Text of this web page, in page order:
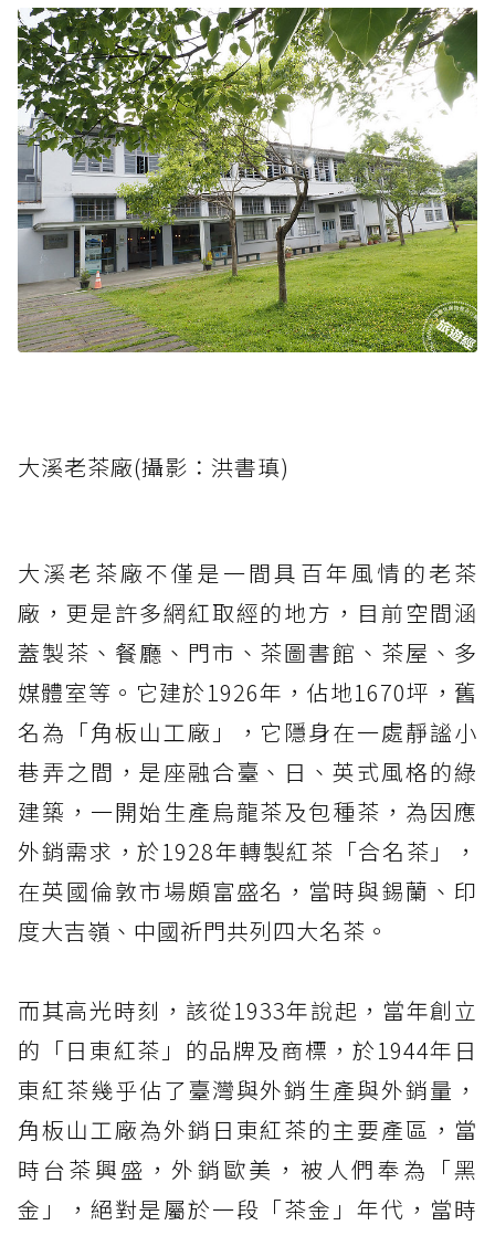
大溪老茶廠(攝影：洪書瑱)
大溪老茶廠不僅是一間具百年風情的老茶
廠，更是許多網紅取經的地方，目前空間涵
蓋製茶、餐廳、門市、茶圖書館、茶屋、多
媒體室等。它建於1926年，佔地1670坪，舊
名為「角板山工廠」，它隱身在一處靜謐小
巷弄之間，是座融合臺、日、英式風格的綠
建築，一開始生產烏龍茶及包種茶，為因應
外銷需求，於1928年轉製紅茶「合名茶」，
在英國倫敦市場頗富盛名，當時與錫蘭、印
度大吉嶺、中國祈門共列四大名茶。
而其高光時刻，該從1933年說起，當年創立
的「日東紅茶」的品牌及商標，於1944年日
東紅茶幾乎佔了臺灣與外銷生產與外銷量，
角板山工廠為外銷日東紅茶的主要產區，當
時台茶興盛，外銷歐美，被人們奉為「黑
金」，絕對是屬於一段「茶金」年代，當時